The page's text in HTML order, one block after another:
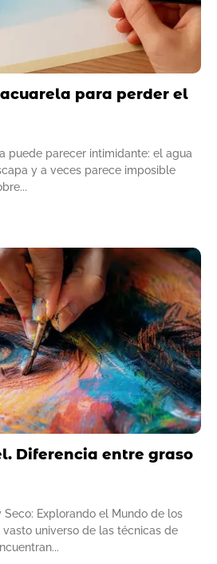
para perder el
puede parecer intimidante: el agua
y a veces parece imposible
Diferencia entre graso
Seco: Explorando el Mundo de los
vasto universo de las técnicas de